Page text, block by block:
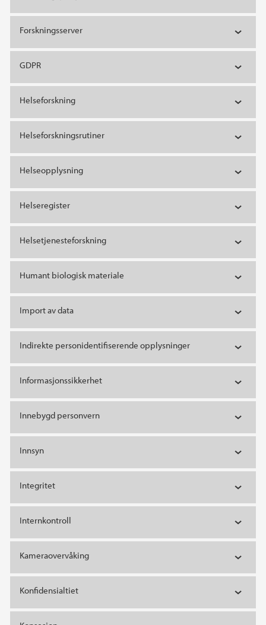
Forskningsserver
GDPR
Helseforskning
Helseforskningsrutiner
Helseopplysning
Helseregister
Helsetjenesteforskning
Humant biologisk materiale
Import av data
Indirekte personidentifiserende opplysninger
Informasjonssikkerhet
Innebygd personvern
Innsyn
Integritet
Internkontroll
Kameraovervåking
Konfidensialtiet